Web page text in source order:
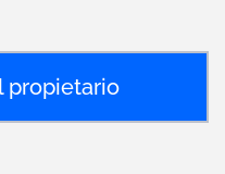
propietario